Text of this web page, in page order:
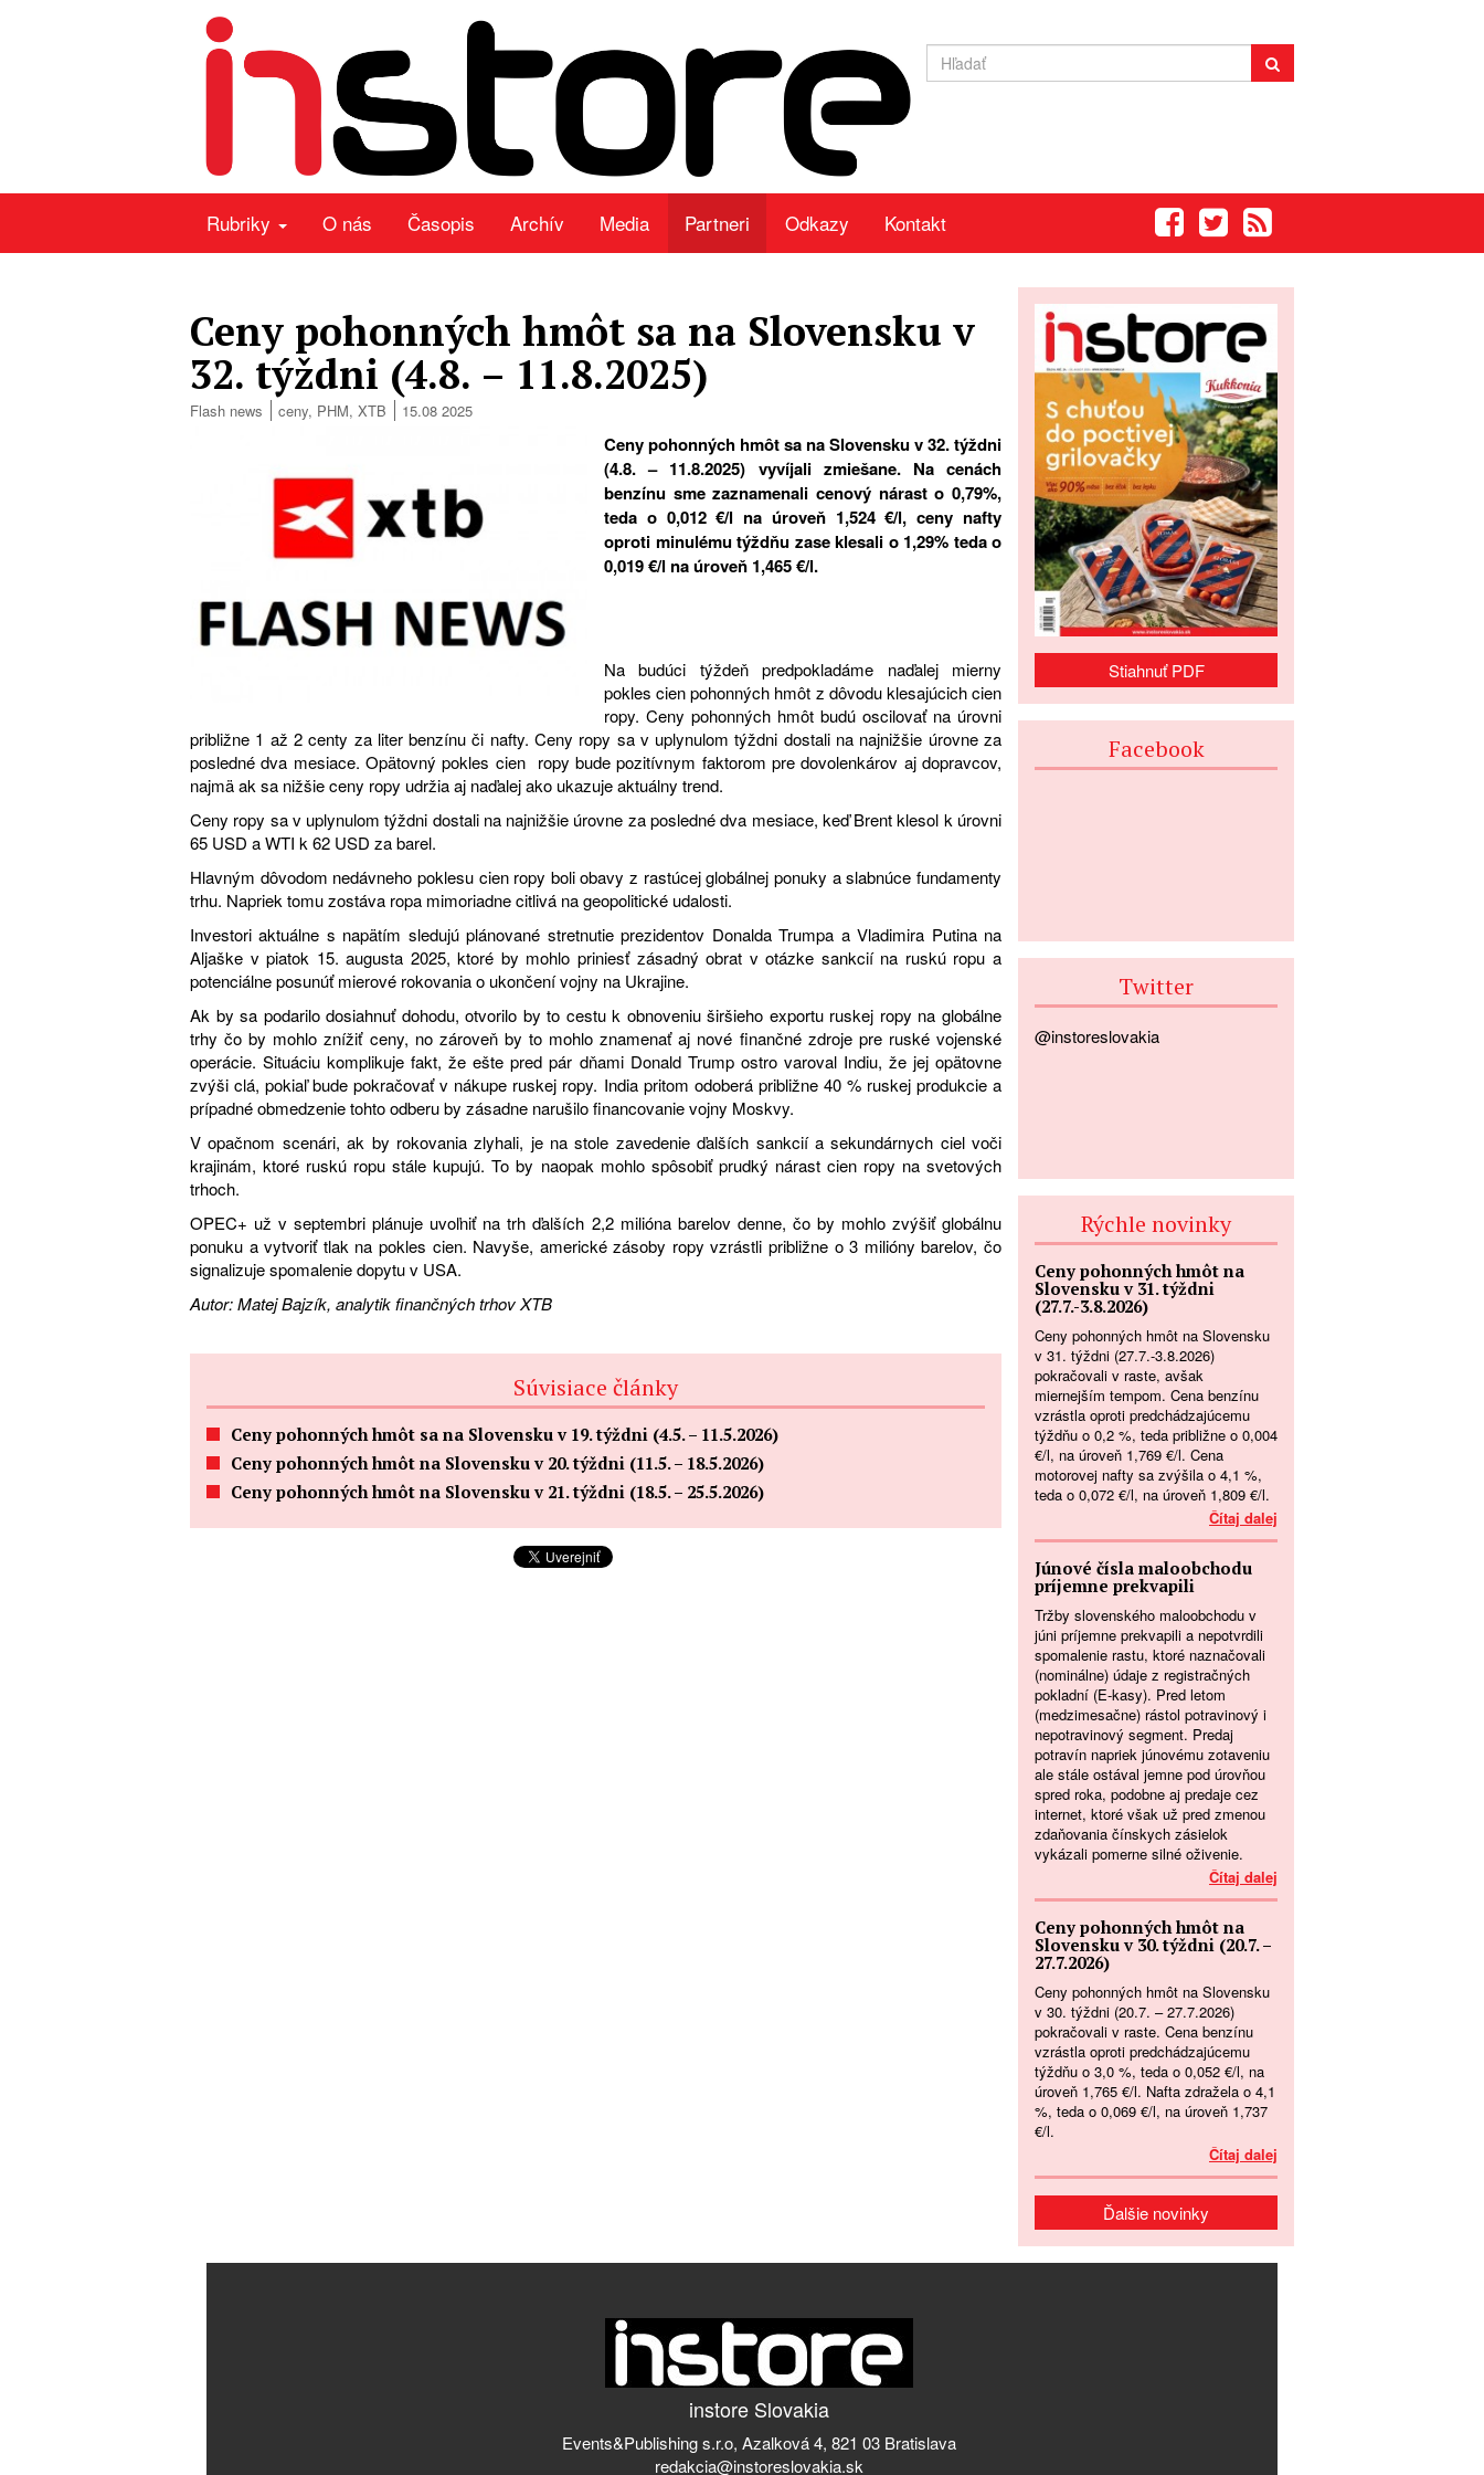
Rubriky O nás Časopis Archív Media Partneri Odkazy Kontakt
Ceny pohonných hmôt sa na Slovensku v
32. týždni (4.8. – 11.8.2025)
Flash news ceny, PHM, XTB 15.08 2025
Ceny pohonných hmôt sa na Slovensku v 32. týždni
(4.8. – 11.8.2025) vyvíjali zmiešane. Na cenách
benzínu sme zaznamenali cenový nárast o 0,79%,
teda o 0,012 €/l na úroveň 1,524 €/l, ceny nafty
oproti minulému týždňu zase klesali o 1,29% teda o
0,019 €/l na úroveň 1,465 €/l.
Na budúci týždeň predpokladáme naďalej mierny
pokles cien pohonných hmôt z dôvodu klesajúcich cien
ropy. Ceny pohonných hmôt budú oscilovať na úrovni
približne 1 až 2 centy za liter benzínu či nafty. Ceny ropy sa v uplynulom týždni dostali na najnižšie úrovne za
posledné dva mesiace. Opätovný pokles cien ropy bude pozitívnym faktorom pre dovolenkárov aj dopravcov,
najmä ak sa nižšie ceny ropy udržia aj naďalej ako ukazuje aktuálny trend.
Ceny ropy sa v uplynulom týždni dostali na najnižšie úrovne za posledné dva mesiace, keď Brent klesol k úrovni
65 USD a WTI k 62 USD za barel.
Hlavným dôvodom nedávneho poklesu cien ropy boli obavy z rastúcej globálnej ponuky a slabnúce fundamenty
trhu. Napriek tomu zostáva ropa mimoriadne citlivá na geopolitické udalosti.
Investori aktuálne s napätím sledujú plánované stretnutie prezidentov Donalda Trumpa a Vladimira Putina na
Aljaške v piatok 15. augusta 2025, ktoré by mohlo priniesť zásadný obrat v otázke sankcií na ruskú ropu a
potenciálne posunúť mierové rokovania o ukončení vojny na Ukrajine.
Ak by sa podarilo dosiahnuť dohodu, otvorilo by to cestu k obnoveniu širšieho exportu ruskej ropy na globálne
trhy čo by mohlo znížiť ceny, no zároveň by to mohlo znamenať aj nové finančné zdroje pre ruské vojenské
operácie. Situáciu komplikuje fakt, že ešte pred pár dňami Donald Trump ostro varoval Indiu, že jej opätovne
zvýši clá, pokiaľ bude pokračovať v nákupe ruskej ropy. India pritom odoberá približne 40 % ruskej produkcie a
prípadné obmedzenie tohto odberu by zásadne narušilo financovanie vojny Moskvy.
V opačnom scenári, ak by rokovania zlyhali, je na stole zavedenie ďalších sankcií a sekundárnych ciel voči
krajinám, ktoré ruskú ropu stále kupujú. To by naopak mohlo spôsobiť prudký nárast cien ropy na svetových
trhoch.
OPEC+ už v septembri plánuje uvoľniť na trh ďalších 2,2 milióna barelov denne, čo by mohlo zvýšiť globálnu
ponuku a vytvoriť tlak na pokles cien. Navyše, americké zásoby ropy vzrástli približne o 3 milióny barelov, čo
signalizuje spomalenie dopytu v USA.
Autor: Matej Bajzík, analytik finančných trhov XTB
Súvisiace články
Ceny pohonných hmôt sa na Slovensku v 19. týždni (4.5. – 11.5.2026)
Ceny pohonných hmôt na Slovensku v 20. týždni (11.5. – 18.5.2026)
Ceny pohonných hmôt na Slovensku v 21. týždni (18.5. – 25.5.2026)
Stiahnuť PDF
Facebook
Twitter
@instoreslovakia
Rýchle novinky
Ceny pohonných hmôt na
Slovensku v 31. týždni
(27.7.-3.8.2026)
Ceny pohonných hmôt na Slovensku
v 31. týždni (27.7.-3.8.2026)
pokračovali v raste, avšak
miernejším tempom. Cena benzínu
vzrástla oproti predchádzajúcemu
týždňu o 0,2 %, teda približne o 0,004
€/l, na úroveň 1,769 €/l. Cena
motorovej nafty sa zvýšila o 4,1 %,
teda o 0,072 €/l, na úroveň 1,809 €/l.
Čítaj dalej
Júnové čísla maloobchodu
príjemne prekvapili
Tržby slovenského maloobchodu v
júni príjemne prekvapili a nepotvrdili
spomalenie rastu, ktoré naznačovali
(nominálne) údaje z registračných
pokladní (E-kasy). Pred letom
(medzimesačne) rástol potravinový i
nepotravinový segment. Predaj
potravín napriek júnovému zotaveniu
ale stále ostával jemne pod úrovňou
spred roka, podobne aj predaje cez
internet, ktoré však už pred zmenou
zdaňovania čínskych zásielok
vykázali pomerne silné oživenie.
Čítaj dalej
Ceny pohonných hmôt na
Slovensku v 30. týždni (20.7. –
27.7.2026)
Ceny pohonných hmôt na Slovensku
v 30. týždni (20.7. – 27.7.2026)
pokračovali v raste. Cena benzínu
vzrástla oproti predchádzajúcemu
týždňu o 3,0 %, teda o 0,052 €/l, na
úroveň 1,765 €/l. Nafta zdražela o 4,1
%, teda o 0,069 €/l, na úroveň 1,737
€/l.
Čítaj dalej
Ďalšie novinky
instore Slovakia
Events&Publishing s.r.o, Azalková 4, 821 03 Bratislava
redakcia@instoreslovakia.sk